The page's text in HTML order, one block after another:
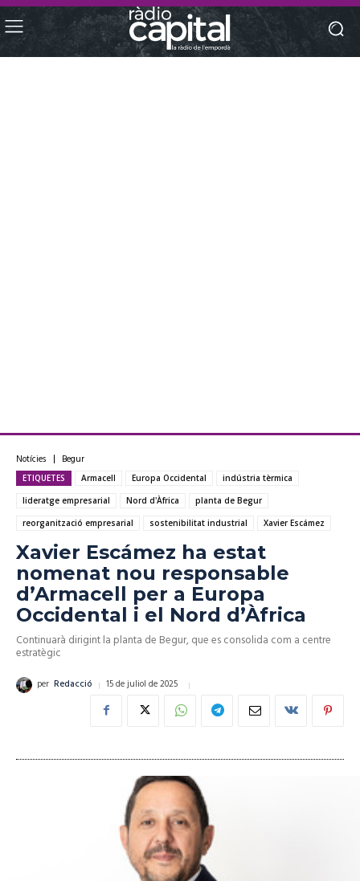
Notícies Begur
ETIQUETES Armacell Europa Occidental
indústria tèrmica
lideratge empresarial
Nord d'Àfrica
planta de Begur
reorganització empresarial
sostenibilitat industrial Xavier Escámez
Xavier Escámez ha estat
nomenat nou responsable
d’Armacell per a Europa
Occidental i el Nord d’Àfrica
Continuarà dirigint la planta de Begur, que es consolida com a centre
estratègic
per Redacció 15 de juliol de 2025